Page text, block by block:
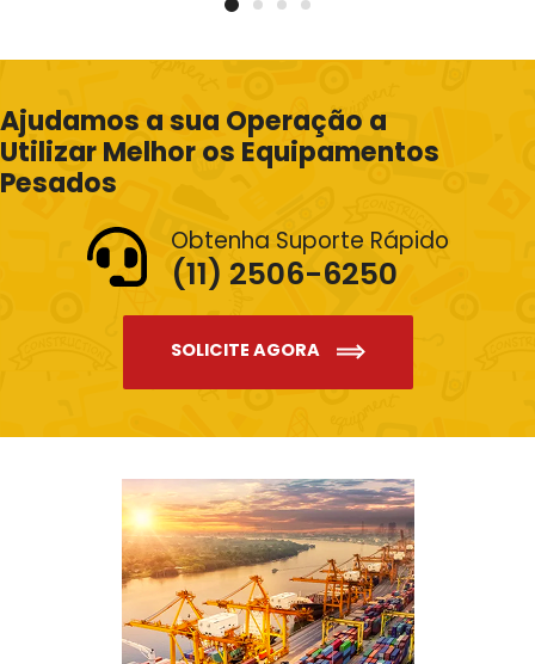
Ajudamos a sua Operação a
Utilizar Melhor os Equipamentos
Pesados
Obtenha Suporte Rápido
(11) 2506-6250
SOLICITE AGORA